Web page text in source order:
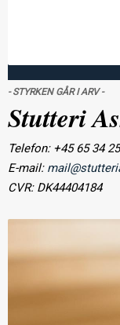
- STYRKEN GÅR I ARV -
Stutteri
Telefon: +45 65 34
E-mail:
CVR: DK44404184